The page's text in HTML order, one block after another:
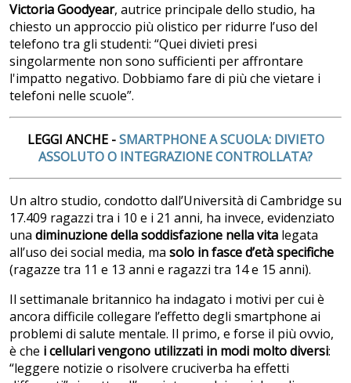
Victoria Goodyear, autrice principale dello studio, ha
chiesto un approccio più olistico per ridurre l’uso del
telefono tra gli studenti: “Quei divieti presi
singolarmente non sono sufficienti per affrontare
l'impatto negativo. Dobbiamo fare di più che vietare i
telefoni nelle scuole”.
LEGGI ANCHE -SMARTPHONE A SCUOLA: DIVIETO
ASSOLUTO O INTEGRAZIONE CONTROLLATA?
Un altro studio, condotto dall’Università di Cambridge su
17.409 ragazzi tra i 10 e i 21 anni, ha invece, evidenziato
una diminuzione della soddisfazione nella vita legata
all’uso dei social media, ma solo in fasce d’età specifiche
(ragazze tra 11 e 13 anni e ragazzi tra 14 e 15 anni).
Il settimanale britannico ha indagato i motivi per cui è
ancora difficile collegare l’effetto degli smartphone ai
problemi di salute mentale. Il primo, e forse il più ovvio,
è che i cellulari vengono utilizzati in modi molto diversi:
“leggere notizie o risolvere cruciverba ha effetti